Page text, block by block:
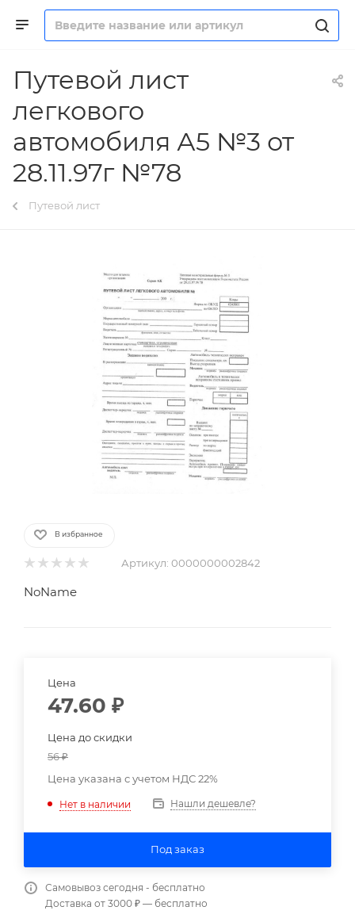
Путевой лист
легкового
автомобиля А5 №3 от
28.11.97г №78
Путевой лист
В избранное
Артикул: 0000000002842
NoName
Цена
47.60 ₽
Цена до скидки
56₽
Цена указана с учетом НДС 22%
Нет в наличии Нашли дешевле?
Под заказ
Самовывоз сегодня - бесплатно
Доставка от 3000 ₽ — бесплатно